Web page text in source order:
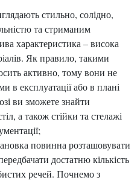
стильно, солідно,
та стриманим
характеристика – висока
Як правило, такими
активно, тому вони не
в експлуатації або в плані
ви зможете знайти
а також стійки та стелажі
повинна розташовувати
достатню кількість
речей. Почнемо з